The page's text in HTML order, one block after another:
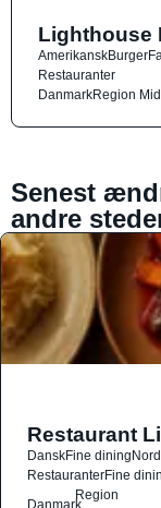
Lighthouse
AmerikanskBurger
Restauranter
DanmarkRegion
Senest
andre
Restaurant
DanskFine dining
RestauranterFine
Danmark
Region